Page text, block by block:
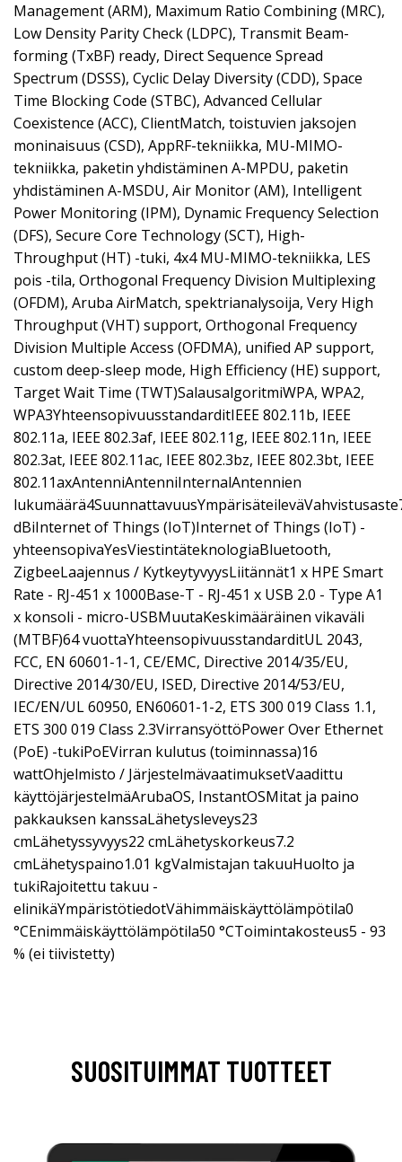
Management (ARM), Maximum Ratio Combining (MRC),
Low Density Parity Check (LDPC), Transmit Beam-
forming (TxBF) ready, Direct Sequence Spread
Spectrum (DSSS), Cyclic Delay Diversity (CDD), Space
Time Blocking Code (STBC), Advanced Cellular
Coexistence (ACC), ClientMatch, toistuvien jaksojen
moninaisuus (CSD), AppRF-tekniikka, MU-MIMO-
tekniikka, paketin yhdistäminen A-MPDU, paketin
yhdistäminen A-MSDU, Air Monitor (AM), Intelligent
Power Monitoring (IPM), Dynamic Frequency Selection
(DFS), Secure Core Technology (SCT), High-
Throughput (HT) -tuki, 4x4 MU-MIMO-tekniikka, LES
pois -tila, Orthogonal Frequency Division Multiplexing
(OFDM), Aruba AirMatch, spektrianalysoija, Very High
Throughput (VHT) support, Orthogonal Frequency
Division Multiple Access (OFDMA), unified AP support,
custom deep-sleep mode, High Efficiency (HE) support,
Target Wait Time (TWT)SalausalgoritmiWPA, WPA2,
WPA3YhteensopivuusstandarditIEEE 802.11b, IEEE
802.11a, IEEE 802.3af, IEEE 802.11g, IEEE 802.11n, IEEE
802.3at, IEEE 802.11ac, IEEE 802.3bz, IEEE 802.3bt, IEEE
802.11axAntenniAntenniInternalAntennien
dBiInternet of Things (IoT)Internet of Things (IoT) -
yhteensopivaYesViestintäteknologiaBluetooth,
ZigbeeLaajennus / KytkeytyvyysLiitännät1 x HPE Smart
Rate - RJ-451 x 1000Base-T - RJ-451 x USB 2.0 - Type A1
x konsoli - micro-USBMuutaKeskimääräinen vikaväli
(MTBF)64 vuottaYhteensopivuusstandarditUL 2043,
FCC, EN 60601-1-1, CE/EMC, Directive 2014/35/EU,
Directive 2014/30/EU, ISED, Directive 2014/53/EU,
IEC/EN/UL 60950, EN60601-1-2, ETS 300 019 Class 1.1,
ETS 300 019 Class 2.3VirransyöttöPower Over Ethernet
(PoE) -tukiPoEVirran kulutus (toiminnassa)16
wattOhjelmisto / JärjestelmävaatimuksetVaadittu
käyttöjärjestelmäArubaOS, InstantOSMitat ja paino
pakkauksen kanssaLähetysleveys23
cmLähetyssyvyys22 cmLähetyskorkeus7.2
cmLähetyspaino1.01 kgValmistajan takuuHuolto ja
tukiRajoitettu takuu -
elinikäYmpäristötiedotVähimmäiskäyttölämpötila0
°CEnimmäiskäyttölämpötila50 °CToimintakosteus5 - 93
% (ei tiivistetty)
SUOSITUIMMAT TUOTTEET